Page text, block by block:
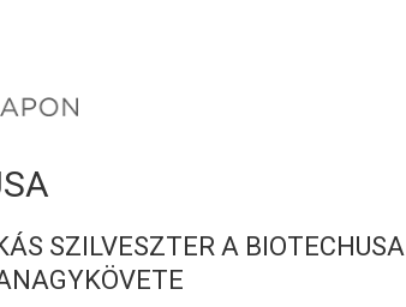
ÉRTÉK
SZILVESZTER A BIOTECHUSA